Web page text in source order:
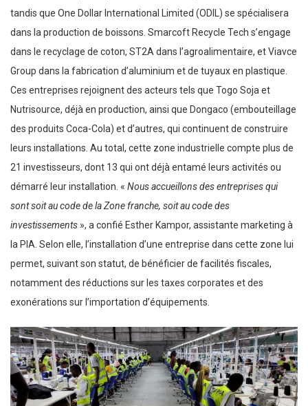
tandis que One Dollar International Limited (ODIL) se spécialisera
dans la production de boissons. Smarcoft Recycle Tech s’engage
dans le recyclage de coton, ST2A dans l’agroalimentaire, et Viavce
Group dans la fabrication d’aluminium et de tuyaux en plastique.
Ces entreprises rejoignent des acteurs tels que Togo Soja et
Nutrisource, déjà en production, ainsi que Dongaco (embouteillage
des produits Coca-Cola) et d’autres, qui continuent de construire
leurs installations. Au total, cette zone industrielle compte plus de
21 investisseurs, dont 13 qui ont déjà entamé leurs activités ou
démarré leur installation. « Nous accueillons des entreprises qui
sont soit au code de la Zone franche, soit au code des
investissements », a confié Esther Kampor, assistante marketing à
la PIA. Selon elle, l’installation d’une entreprise dans cette zone lui
permet, suivant son statut, de bénéficier de facilités fiscales,
notamment des réductions sur les taxes corporates et des
exonérations sur l’importation d’équipements.